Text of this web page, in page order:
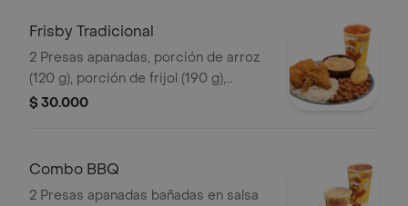
Frisby Tradicional
2 Presas apanadas, porción de arroz
(120 g), porción de frijol (190 g),
ensalada de repollo personal (145 g), 2
$ 30.000
Combo BBQ
2 Presas apanadas bañadas en salsa